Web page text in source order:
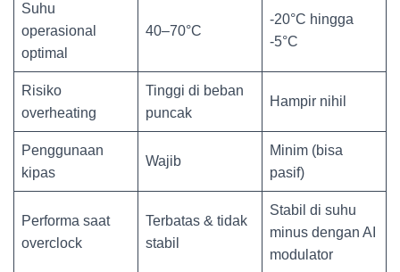
Suhu
operasional
optimal
40–70°C
-20°C hingga
-5°C
Risiko
overheating
Tinggi di beban
puncak
Hampir nihil
Penggunaan
kipas
Wajib
Minim (bisa
pasif)
Performa saat
overclock
Terbatas & tidak
stabil
Stabil di suhu
minus dengan AI
modulator